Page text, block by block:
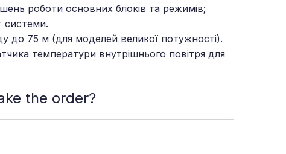
роботи основних блоків та режимів;
системи.
до 75 м (для моделей великої потужності).
температури внутрішнього повітря для
the order?